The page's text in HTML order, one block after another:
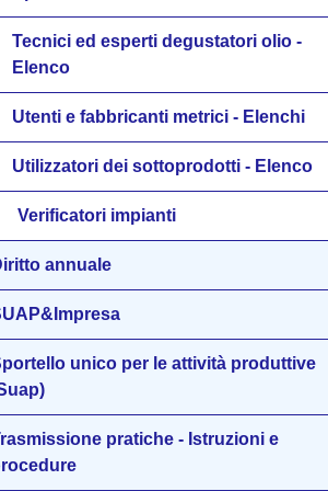
Tecnici ed esperti degustatori olio -
Elenco
Utenti e fabbricanti metrici - Elenchi
Utilizzatori dei sottoprodotti - Elenco
Verificatori impianti
annuale
unico per le attività produttive
pratiche - Istruzioni e